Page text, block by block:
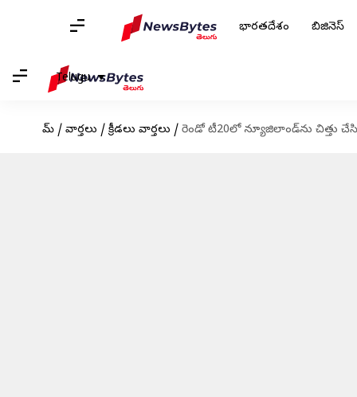
భారతదేశం బిజినెస్
Telugu
హోమ్ / వార్తలు / క్రీడలు వార్తలు / రెండో టీ20లో న్యూజిలాండ్‌ను చిత్తు